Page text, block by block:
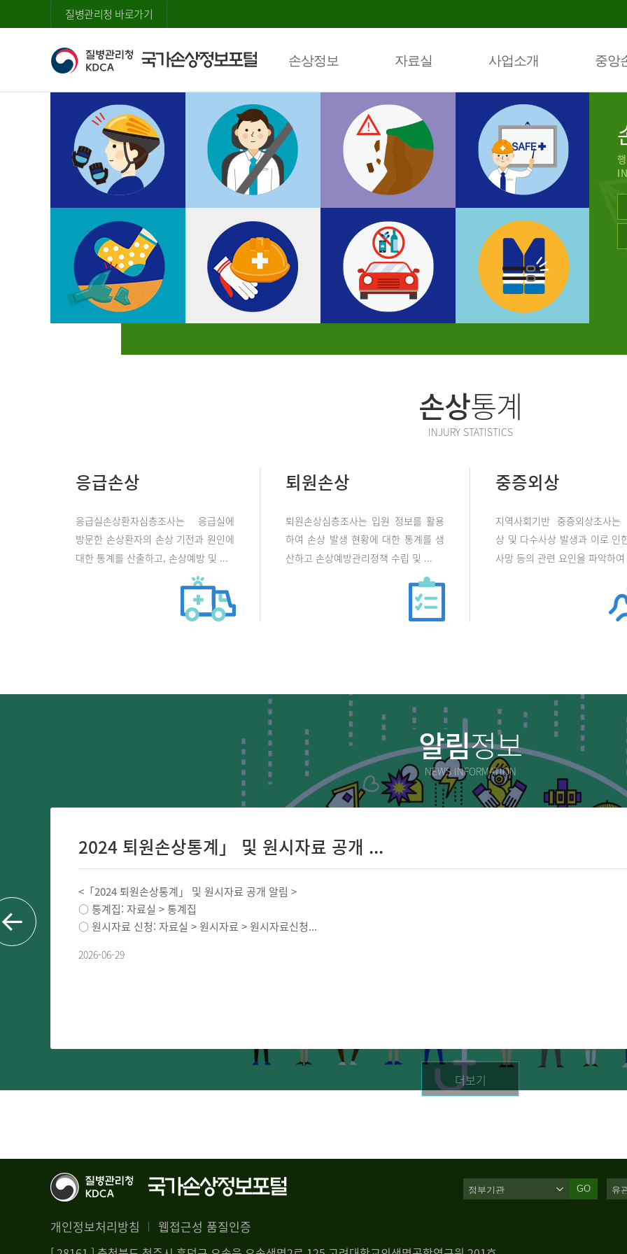
질병관리청 바로가기
손상정보 자료실 사업소개 중앙
손상통계
INJURY STATISTICS
응급손상
응급실손상환자심층조사는 응급실에
방문한 손상환자의 손상 기전과 원인에
대한 통계를 산출하고, 손상예방 및 ...
퇴원손상
퇴원손상심층조사는 입원 정보를 활용
하여 손상 발생 현황에 대한 통계를 생
산하고 손상예방관리정책 수립 및 ...
중증외상
지역사회기반 중증외상조사는
상 및 다수사상 발생과 이로 인
사망 등의 관련 요인을 파악하
알림정보
NEWS INFORMATION
2024 퇴원손상통계」 및 원시자료 공개 ...
<「2024 퇴원손상통계」 및 원시자료 공개 알림 >
○ 통계집: 자료실 > 통계집
○ 원시자료 신청: 자료실 > 원시자료 > 원시자료신청...
2026-06-29
더보기
개인정보처리방침 웹접근성 품질인증
GO